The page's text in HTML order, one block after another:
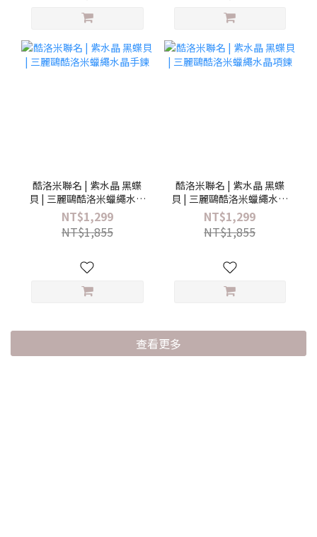
酷洛米聯名 | 紫水晶 黑蝶
貝 | 三麗鷗酷洛米蠟繩水晶
手鍊
NT$1,299
NT$1,855
酷洛米聯名 | 紫水晶 黑蝶
貝 | 三麗鷗酷洛米蠟繩水晶
項鍊
NT$1,299
NT$1,855
查看更多